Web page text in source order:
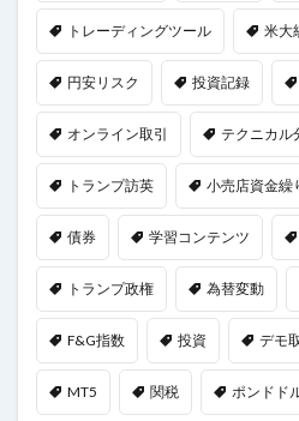
トレーディングツール 米大
円安リスク 投資記録
オンライン取引 テクニカル
トランプ訪英 小売店資金繰
債券 学習コンテンツ
トランプ政権 為替変動
F&G指数 投資 デモ
MT5 関税 ポンドド